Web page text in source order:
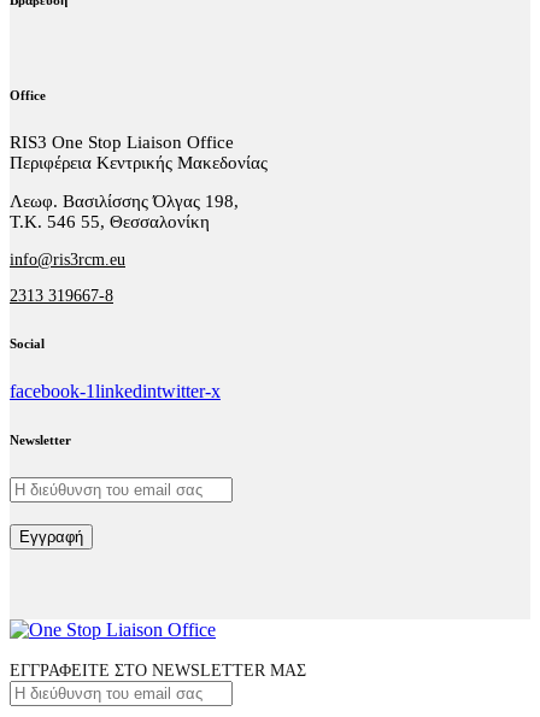
Office
RIS3 One Stop Liaison Office
Περιφέρεια Κεντρικής Μακεδονίας
Λεωφ. Βασιλίσσης Όλγας 198,
Τ.Κ. 546 55, Θεσσαλονίκη
info@ris3rcm.eu
2313 319667-8
Social
facebook-1linkedintwitter-x
Newsletter
Εγγραφή
ΕΓΓΡΑΦΕΙΤΕ ΣΤΟ NEWSLETTER ΜΑΣ